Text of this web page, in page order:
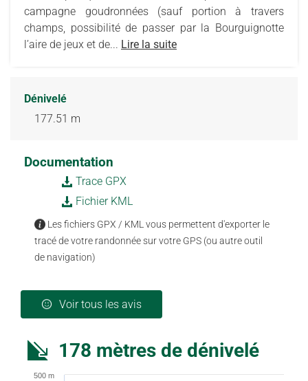
campagne goudronnées (sauf portion à travers
champs, possibilité de passer par la Bourguignotte
l’aire de jeux et de... Lire la suite
Dénivelé
177.51 m
Documentation
Trace GPX
Fichier KML
Les fichiers GPX / KML vous permettent d'exporter le
tracé de votre randonnée sur votre GPS (ou autre outil
de navigation)
Voir tous les avis
178 mètres de dénivelé
500 m